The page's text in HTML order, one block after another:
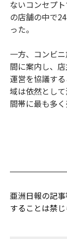
ないコンセプ
の店舗の中で
った。
一方、コンビ
間に案内し、
運営を協議す
域は依然とし
間帯に最も多
亜洲日報の記
することは禁じ